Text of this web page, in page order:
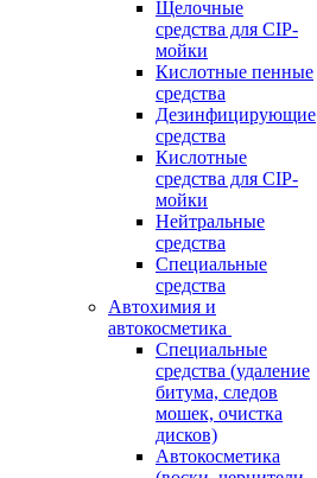
Щелочные
средства для CIP-
мойки
Кислотные пенные
средства
Дезинфицирующие
средства
Кислотные
средства для CIP-
мойки
Нейтральные
средства
Специальные
средства
Автохимия и
автокосметика
Специальные
средства (удаление
битума, следов
мошек, очистка
дисков)
Автокосметика